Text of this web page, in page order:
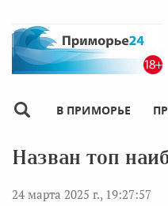
В ПРИМОРЬЕ
Назван топ
24 марта 2025 г., 19:27:57